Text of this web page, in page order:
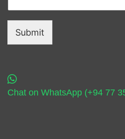
Submit
Chat on WhatsApp (+94 77